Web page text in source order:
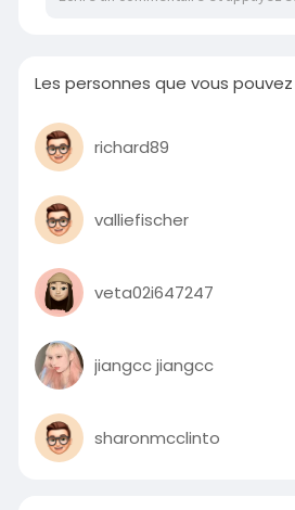
Les personnes que vous
richard89
valliefischer
veta02i647247
jiangcc jiangcc
sharonmcclinto